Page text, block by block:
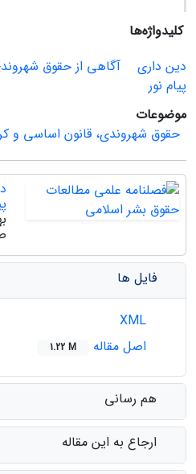
کلیدواژه‌ها
دین داری
آگاهی از حقوق
پیام نور
موضوعات
حقوق شهروندی، قانون اساسی و
فایل ها
اصل مقاله
1.22 M
هم رسانی
ارجاع به این مقاله